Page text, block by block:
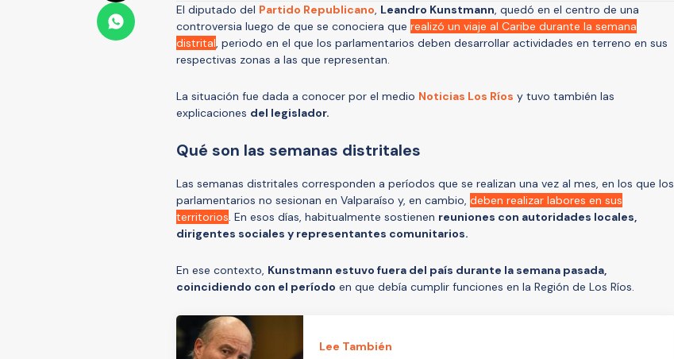
El diputado del Partido Republicano, Leandro Kunstmann, quedó en el centro de una
controversia luego de que se conociera que realizó un viaje al Caribe durante la semana
distrital, periodo en el que los parlamentarios deben desarrollar actividades en terreno en sus
respectivas zonas a las que representan.
La situación fue dada a conocer por el medio Noticias Los Ríos y tuvo también las
explicaciones del legislador.
Qué son las semanas distritales
Las semanas distritales corresponden a períodos que se realizan una vez al mes, en los que los
parlamentarios no sesionan en Valparaíso y, en cambio, deben realizar labores en sus
territorios. En esos días, habitualmente sostienen reuniones con autoridades locales,
dirigentes sociales y representantes comunitarios.
En ese contexto, Kunstmann estuvo fuera del país durante la semana pasada,
coincidiendo con el período en que debía cumplir funciones en la Región de Los Ríos.
Lee También